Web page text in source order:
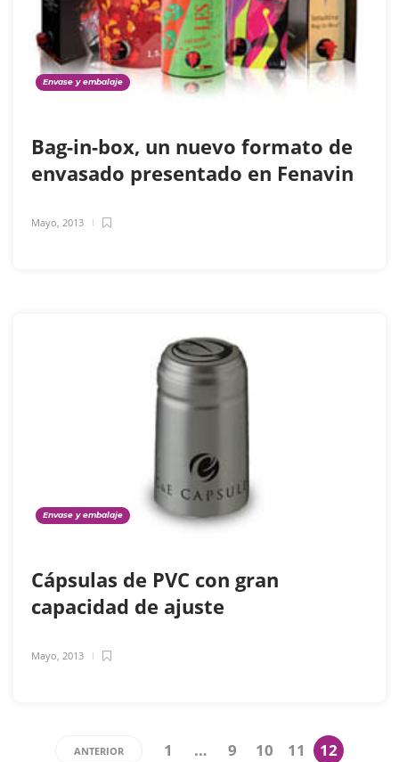
Envase y embalaje
Bag-in-box, un nuevo formato de
envasado presentado en Fenavin
Mayo, 2013
Envase y embalaje
Cápsulas de PVC con gran
capacidad de ajuste
Mayo, 2013
ANTERIOR 1 … 9 10 11 12